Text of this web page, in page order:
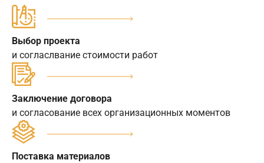
Выбор проекта
и согласлвание стоимости работ
Заключение договора
и согласование всех организационных моментов
Поставка материалов